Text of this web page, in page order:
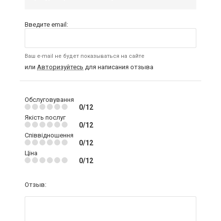
Введите email:
Ваш e-mail не будет показываться на сайте
или Авторизуйтесь для написания отзыва
Обслуговування
0/12
Якість послуг
0/12
Співвідношення
0/12
Ціна
0/12
Отзыв: